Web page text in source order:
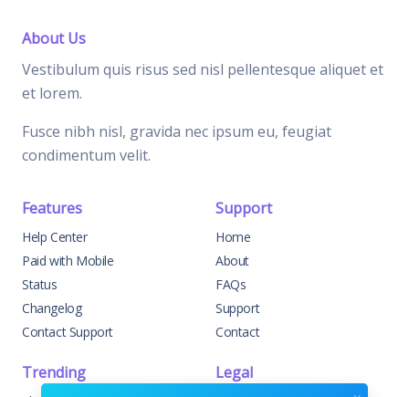
About Us
Vestibulum quis risus sed nisl pellentesque aliquet et
et lorem.
Fusce nibh nisl, gravida nec ipsum eu, feugiat
condimentum velit.
Features
Help Center
Paid with Mobile
Status
Changelog
Contact Support
Support
Home
About
FAQs
Support
Contact
Trending Legal